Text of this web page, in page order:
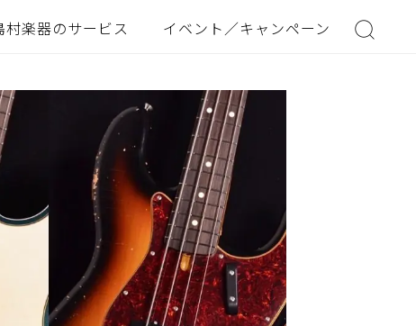
村楽器のサービス イベント／キャンペーン